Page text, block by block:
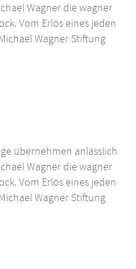
Wagner die wagner
Vom Erlös eines jeden
Wagner Stiftung
übernehmen anlässlich
Wagner die wagner
Vom Erlös eines jeden
Wagner Stiftung